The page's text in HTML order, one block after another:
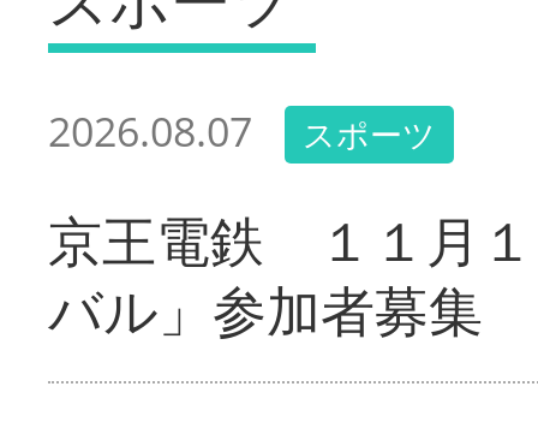
2026.08.07 スポーツ
京王電鉄 １１月
バル」参加者募集